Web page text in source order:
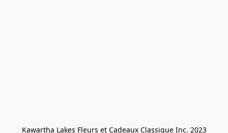
Kawartha Lakes Fleurs et Cadeaux Classique Inc. 2023